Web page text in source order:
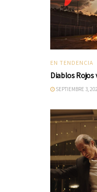
EN TENDENCIA
Diablos Rojos
SEPTIEMBRE 3,